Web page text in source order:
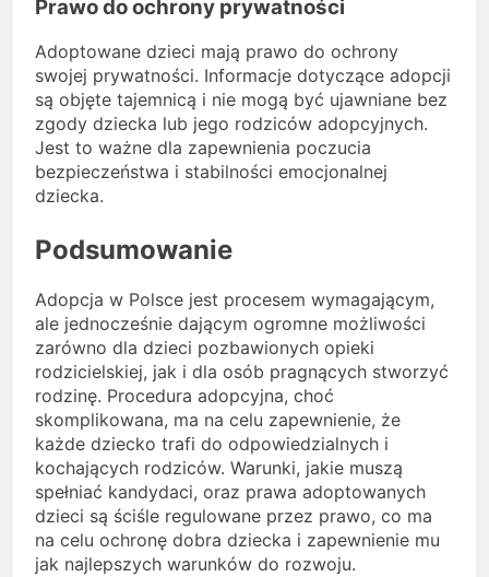
Prawo do ochrony prywatności
Adoptowane dzieci mają prawo do ochrony
swojej prywatności. Informacje dotyczące adopcji
są objęte tajemnicą i nie mogą być ujawniane bez
zgody dziecka lub jego rodziców adopcyjnych.
Jest to ważne dla zapewnienia poczucia
bezpieczeństwa i stabilności emocjonalnej
dziecka.
Podsumowanie
Adopcja w Polsce jest procesem wymagającym,
ale jednocześnie dającym ogromne możliwości
zarówno dla dzieci pozbawionych opieki
rodzicielskiej, jak i dla osób pragnących stworzyć
rodzinę. Procedura adopcyjna, choć
skomplikowana, ma na celu zapewnienie, że
każde dziecko trafi do odpowiedzialnych i
kochających rodziców. Warunki, jakie muszą
spełniać kandydaci, oraz prawa adoptowanych
dzieci są ściśle regulowane przez prawo, co ma
na celu ochronę dobra dziecka i zapewnienie mu
jak najlepszych warunków do rozwoju.